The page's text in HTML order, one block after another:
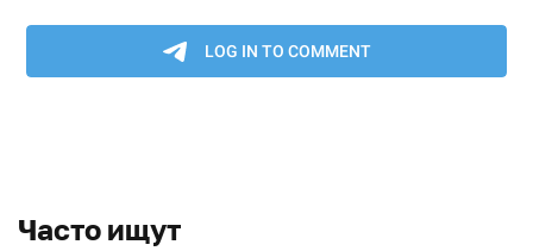
Часто ищут